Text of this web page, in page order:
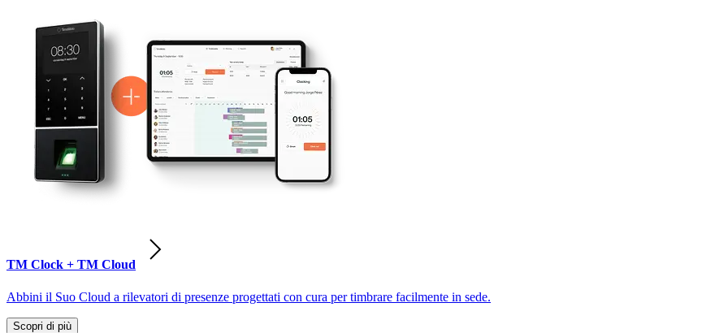
TM Clock + TM Cloud
Abbini il Suo Cloud a rilevatori di presenze progettati con cura per timbrare facilmente in sede.
Scopri di più